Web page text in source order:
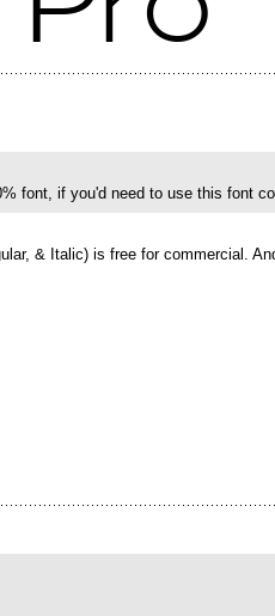
font, if you'd need to use this font
& Italic) is free for commercial.